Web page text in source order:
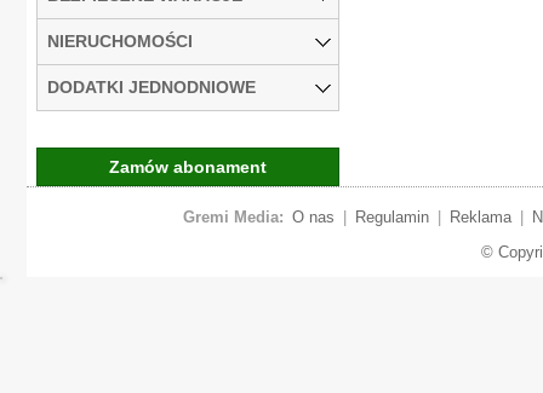
NIERUCHOMOŚCI
DODATKI JEDNODNIOWE
Zamów abonament
Gremi Media: O nas Regulamin Reklama
©